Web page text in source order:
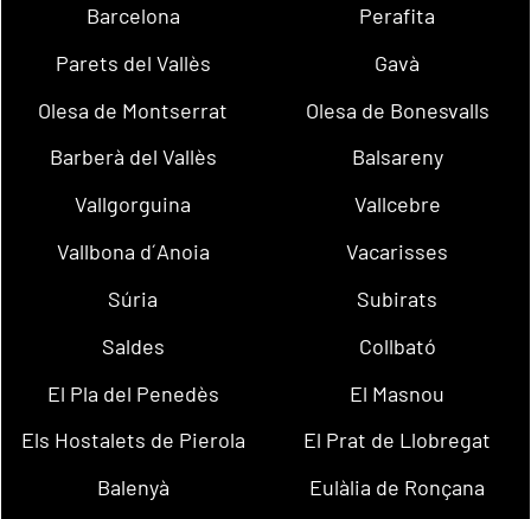
Barcelona
Perafita
Parets del Vallès
Gavà
Olesa de Montserrat
Olesa de Bonesvalls
Barberà del Vallès
Balsareny
Vallgorguina
Vallcebre
Vallbona d´Anoia
Vacarisses
Súria
Subirats
Saldes
Collbató
El Pla del Penedès
El Masnou
Els Hostalets de Pierola
El Prat de Llobregat
Balenyà
Eulàlia de Ronçana